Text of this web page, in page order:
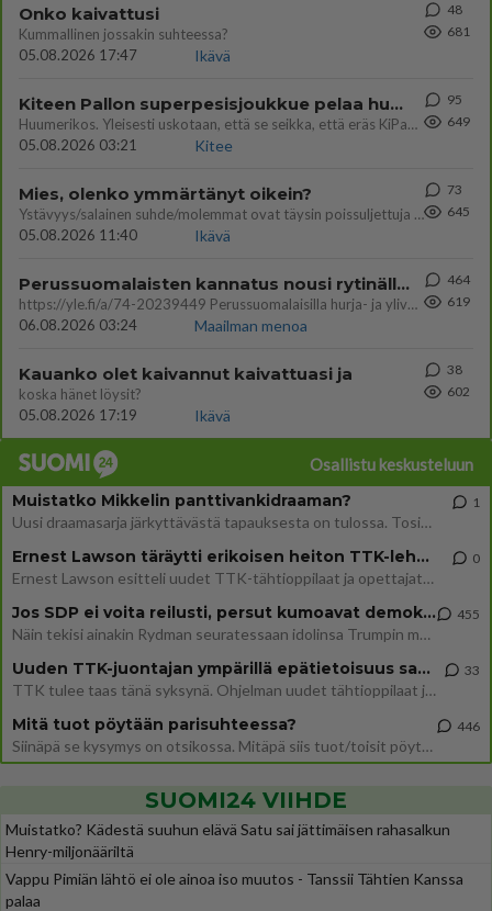
Onko kaivattusi
Kummallinen jossakin suhteessa?
05.08.2026 17:47
Ikävä
48
681
Kiteen Pallon superpesisjoukkue pelaa huumeiden vaikutuksen alaisena
Huumerikos. Yleisesti uskotaan, että se seikka, että eräs KiPan pelaaja kärähtää huumeista, on vain jäävuoren huippu. M
05.08.2026 03:21
Kitee
95
649
Mies, olenko ymmärtänyt oikein?
Ystävyys/salainen suhde/molemmat ovat täysin poissuljettuja asioita? Nainen
05.08.2026 11:40
Ikävä
73
645
Perussuomalaisten kannatus nousi rytinällä Ylen tänään julkaisemassa tuoreimmassa gallup-kyselyssä.
https://yle.fi/a/74-20239449 Perussuomalaisilla hurja- ja ylivoimaisesti suurin nousu tässä uudessa Ylen gallupissa. Kyl
06.08.2026 03:24
Maailman menoa
464
619
Kauanko olet kaivannut kaivattuasi ja
koska hänet löysit?
05.08.2026 17:19
Ikävä
38
602
Osallistu keskusteluun
Muistatko Mikkelin panttivankidraaman?
Uusi draamasarja järkyttävästä tapauksesta on tulossa. Tositapahtumiin perustuva sarja ammentaa vuoden 1986 Mikkelin pan
1
Ernest Lawson täräytti erikoisen heiton TTK-lehdistötilaisuudessa: " Onko tässä tarkoituksena...?"
Ernest Lawson esitteli uudet TTK-tähtioppilaat ja opettajat torstaina 6.8. lehdistölle. Tulevalla kaudella on yksi hausk
0
Jos SDP ei voita reilusti, persut kumoavat demokratian Suomesta
Näin tekisi ainakin Rydman seuratessaan idolinsa Trumpin mallia https://www.is.fi/politiikka/art-2000012187244.html
455
Uuden TTK-juontajan ympärillä epätietoisuus sakenee - Nyt MTV hämmentää soppaa
TTK tulee taas tänä syksynä. Ohjelman uudet tähtioppilaat julkistetaan torstaina 6. elokuuta klo 14 alkavassa lehdistö
33
Mitä tuot pöytään parisuhteessa?
Siinäpä se kysymys on otsikossa. Mitäpä siis tuot/toisit pöytään parisuhteessa? Oletko mies vai nainen? Koetko sen mitä
446
SUOMI24 VIIHDE
Muistatko? Kädestä suuhun elävä Satu sai jättimäisen rahasalkun
Henry-miljonääriltä
Vappu Pimiän lähtö ei ole ainoa iso muutos - Tanssii Tähtien Kanssa
palaa